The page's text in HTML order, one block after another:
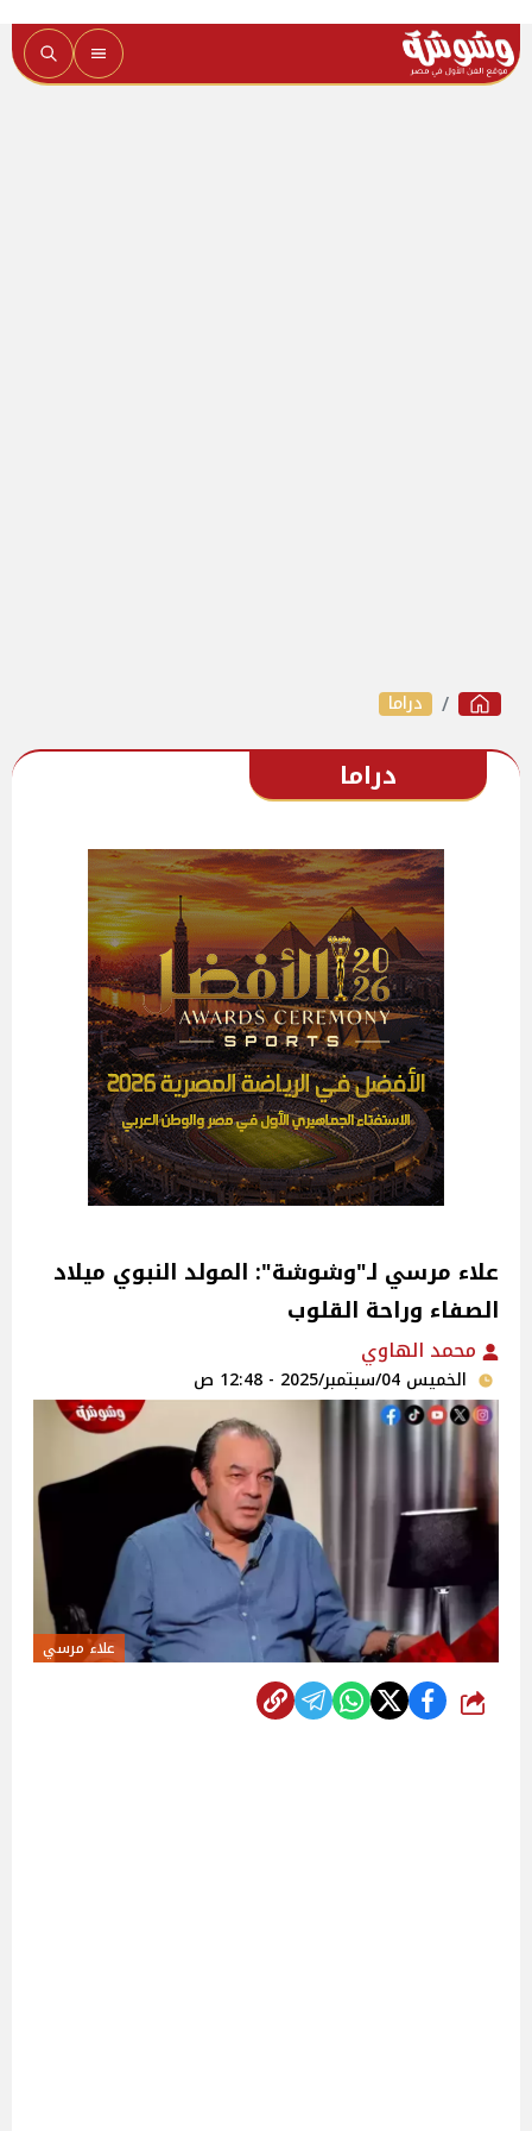
دراما
دراما
علاء مرسي لـ"وشوشة": المولد النبوي ميلاد
الصفاء وراحة القلوب
محمد الهاوي
الخميس 04/سبتمبر/2025 - 12:48 ص
علاء مرسي
شارك